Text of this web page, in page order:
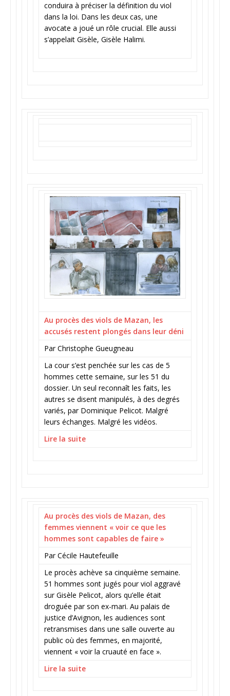
conduira à préciser la définition du viol
dans la loi. Dans les deux cas, une
avocate a joué un rôle crucial. Elle aussi
s’appelait Gisèle, Gisèle Halimi.
Au procès des viols de Mazan, les
accusés restent plongés dans leur déni
Par Christophe Gueugneau
La cour s’est penchée sur les cas de 5
hommes cette semaine, sur les 51 du
dossier. Un seul reconnaît les faits, les
autres se disent manipulés, à des degrés
variés, par Dominique Pelicot. Malgré
leurs échanges. Malgré les vidéos.
Lire la suite
Au procès des viols de Mazan, des
femmes viennent « voir ce que les
hommes sont capables de faire »
Par Cécile Hautefeuille
Le procès achève sa cinquième semaine.
51 hommes sont jugés pour viol aggravé
sur Gisèle Pelicot, alors qu’elle était
droguée par son ex-mari. Au palais de
justice d’Avignon, les audiences sont
retransmises dans une salle ouverte au
public où des femmes, en majorité,
viennent « voir la cruauté en face ».
Lire la suite